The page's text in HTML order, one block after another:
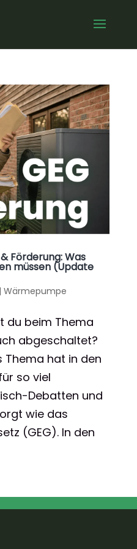
Förderung: Was
müssen (Update
| Wärmepumpe
du beim Thema
abgeschaltet?
Thema hat in den
so viel
Debatten und
wie das
(GEG). In den